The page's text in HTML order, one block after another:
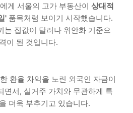
게 서울의 고가 부동산이 상대적
' 품목처럼 보이기 시작했습니다.
는 집값이 달러나 위안화 기준으
이 된 것입니다.
환율 차익을 노린 외국인 자금이
면서, 실거주 가치와 무관하게 특
더욱 부추기고 있습니다.